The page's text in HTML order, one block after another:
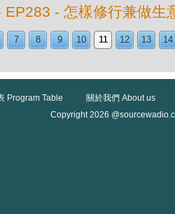
EP283 - 怎樣修行兼做生
7 8 9 10 11 12 13 14
Program Table
關於我們 About us
Copyright 2026